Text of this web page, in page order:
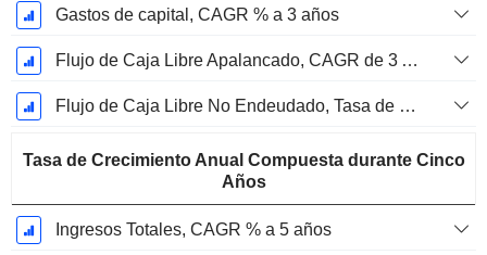
Gastos de capital, CAGR % a 3 años
Flujo de Caja Libre Apalancado, CAGR de 3 Años %
Flujo de Caja Libre No Endeudado, Tasa de Crecimiento Anual Compuesta de 3 Años %
Tasa de Crecimiento Anual Compuesta durante Cinco
Años
Ingresos Totales, CAGR % a 5 años